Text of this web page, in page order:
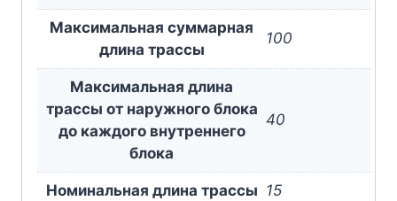
Максимальная суммарная
длина трассы
100
Максимальная длина
трассы от наружного блока
до каждого внутреннего
блока
40
Номинальная длина трассы 15